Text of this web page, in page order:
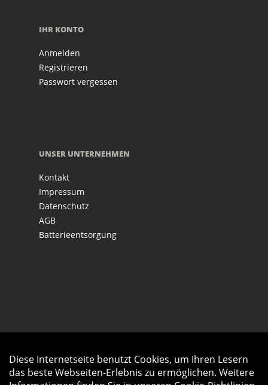
IHR KONTO
Anmelden
Registrieren
Passwort vergessen
UNSER UNTERNEHMEN
Kontakt
Impressum
Datenschutz
AGB
Batterieentsorgung
Diese Internetseite benutzt Cookies, um Ihren Lesern
das beste Webseiten-Erlebnis zu ermöglichen. Weitere
Auftrag widerrufen